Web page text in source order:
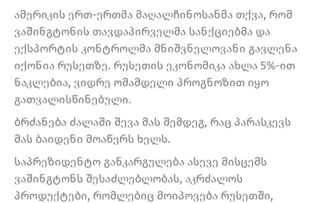
ამერიკის ერთ-ერთმა მაღალჩინოსანმა თქვა, რომ
ვაშინგტონის თავდაპირველმა სანქციებმა და
ექსპორტის კონტროლმა მნიშვნელოვანი გავლენა
იქონია რუსეთზე. რუსეთის ეკონომიკა ახლა 5%-ით
ნაკლებია, ვიდრე ომამდელი პროგნოზით იყო
გათვალისწინებული.
ბრძანება ძალაში შევა მას შემდეგ, რაც პარასკევს
მას ბაიდენი მოაწერს ხელს.
საპრეზიდენტო განკარგულება ასევე მისცემს
ვაშინგტონს შესაძლებლობას, აკრძალოს
პროდუქტები, რომლებიც მოიპოვება რუსეთში,